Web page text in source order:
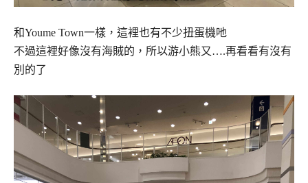
和Youme Town一樣，這裡也有不少扭蛋機吔
不過這裡好像沒有海賊的，所以游小熊又….再看看有沒有
別的了